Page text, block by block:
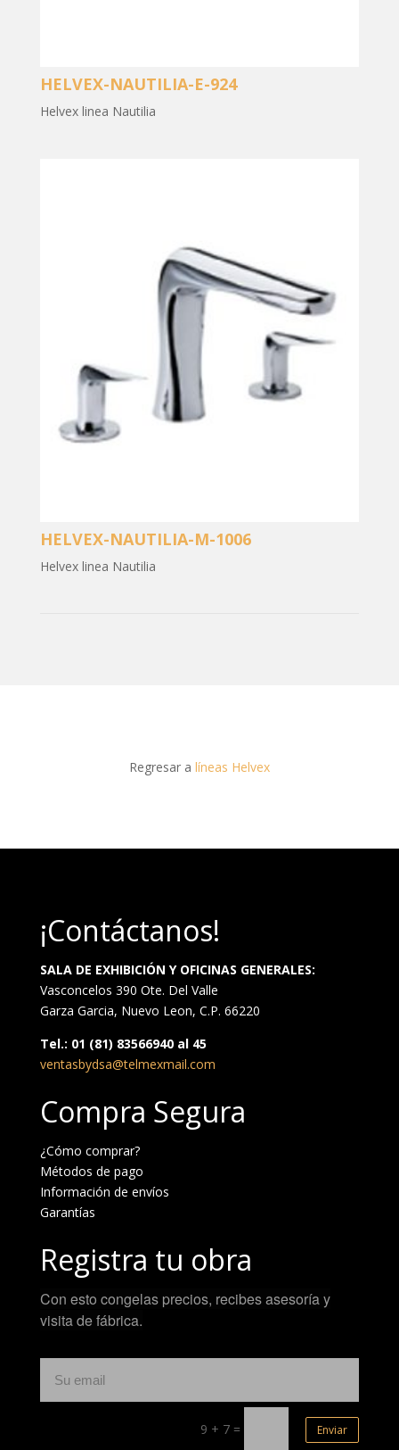
HELVEX-NAUTILIA-E-924
Helvex linea Nautilia
HELVEX-NAUTILIA-M-1006
Helvex linea Nautilia
Regresar a líneas Helvex
¡Contáctanos!
SALA DE EXHIBICIÓN Y OFICINAS GENERALES:
Vasconcelos 390 Ote. Del Valle
Garza Garcia, Nuevo Leon, C.P. 66220
Tel.: 01 (81) 83566940 al 45
ventasbydsa@telmexmail.com
Compra Segura
¿Cómo comprar?
Métodos de pago
Información de envíos
Garantías
Registra tu obra
Con esto congelas precios, recibes asesoría y
visita de fábrica.
9 + 7 = Enviar